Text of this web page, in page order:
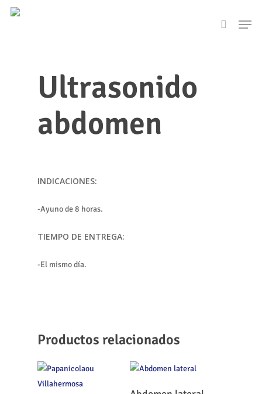
Skip
search
Ultrasonido
abdomen
INDICACIONES:
-Ayuno de 8 horas.
TIEMPO DE ENTREGA:
-El mismo día.
Productos relacionados
Leer Más